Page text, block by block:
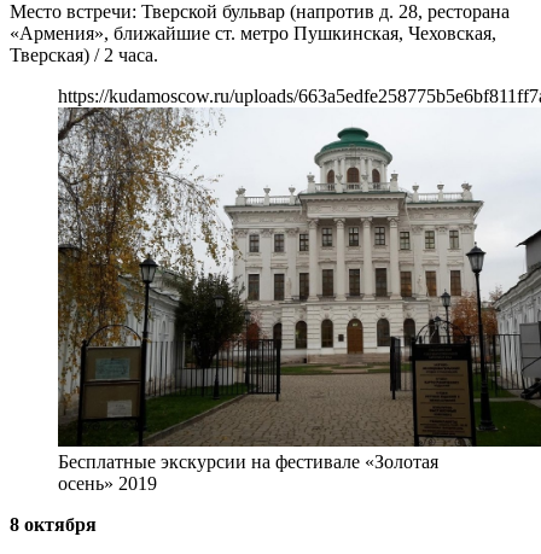
Место встречи: Тверской бульвар (напротив д. 28, ресторана
«Армения», ближайшие ст. метро Пушкинская, Чеховская,
Тверская) / 2 часа.
https://kudamoscow.ru/uploads/
Бесплатные экскурсии на фестивале «Золотая
осень» 2019
8 октября